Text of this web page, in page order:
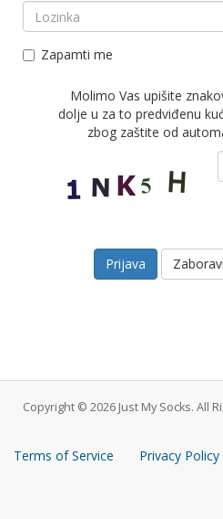
Zapamti me
Molimo Vas upišite
dolje u za to predviđenu
zbog zaštite od
Copyright © 2026 Just My Socks. All
Terms of Service Privacy Policy